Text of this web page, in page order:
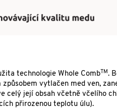
technologie Whole Comb TM.
vytlačen med ven,
celý její obsah včetně včelího
přirozenou teplotu úlu).